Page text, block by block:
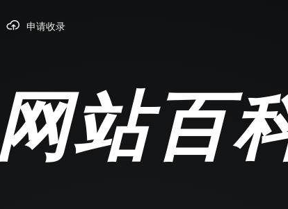
申请收录
网站百